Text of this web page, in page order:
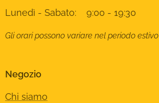
Lunedì - Sabato: 9:00 - 19:30
Gli orari possono variare nel periodo estivo
Negozio
Chi siamo